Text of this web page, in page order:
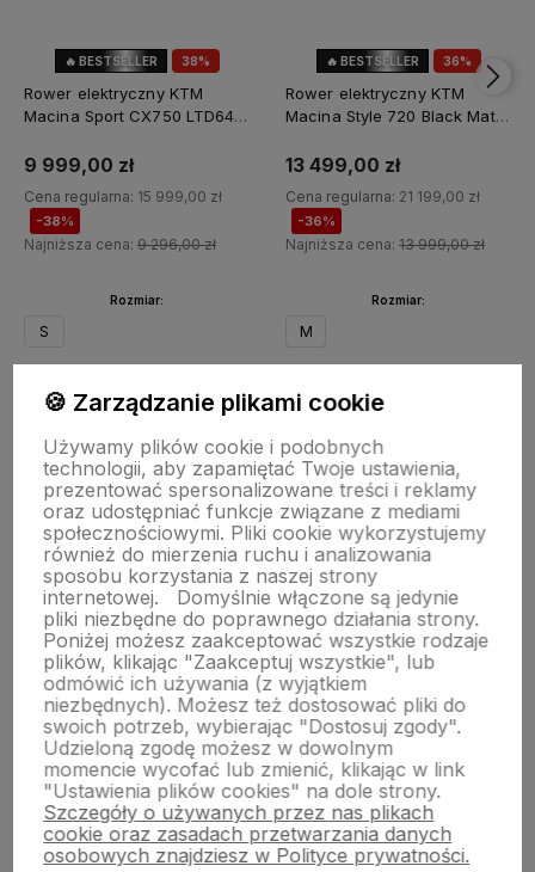
38%
🔥 BESTSELLER
Rower elektryczny KTM
Macina Sport CX750 LTD64
9 999,00 zł
Cena regularna: 15 999,00 zł
-38%
Najniższa cena: 9 296,00 zł
Do koszyka
Rozmiar:
S
36%
🔥 BESTSELLER
Rower elektryczny KTM
Macina Style 720 Black Matt
13 499,00 zł
Cena regularna: 21 199,00 zł
-36%
Najniższa cena: 13 999,00 zł
Do koszyka
Rozmiar:
M
O nas
Pomoc
Obsługa klienta
Moje konto
🍪 Zarządzanie plikami cookie
Używamy plików cookie i podobnych
technologii, aby zapamiętać Twoje ustawienia,
prezentować spersonalizowane treści i reklamy
oraz udostępniać funkcje związane z mediami
społecznościowymi. Pliki cookie wykorzystujemy
również do mierzenia ruchu i analizowania
sposobu korzystania z naszej strony
internetowej.
Domyślnie włączone są jedynie
pliki niezbędne do poprawnego działania strony.
Poniżej możesz zaakceptować wszystkie rodzaje
plików, klikając "Zaakceptuj wszystkie", lub
odmówić ich używania (z wyjątkiem
niezbędnych). Możesz też dostosować pliki do
swoich potrzeb, wybierając "Dostosuj zgody".
Udzieloną zgodę możesz w dowolnym
momencie wycofać lub zmienić, klikając w link
"Ustawienia plików cookies" na dole strony.
Szczegóły o używanych przez nas plikach
cookie oraz zasadach przetwarzania danych
osobowych znajdziesz w Polityce prywatności.